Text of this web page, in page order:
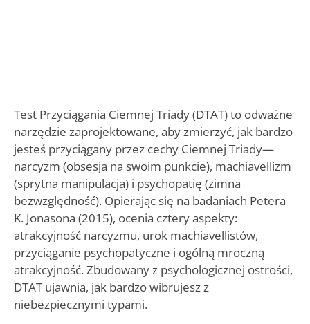
Test Przyciągania Ciemnej Triady (DTAT) to odważne
narzędzie zaprojektowane, aby zmierzyć, jak bardzo
jesteś przyciągany przez cechy Ciemnej Triady—
narcyzm (obsesja na swoim punkcie), machiavellizm
(sprytna manipulacja) i psychopatię (zimna
bezwzględność). Opierając się na badaniach Petera
K. Jonasona (2015), ocenia cztery aspekty:
atrakcyjność narcyzmu, urok machiavellistów,
przyciąganie psychopatyczne i ogólną mroczną
atrakcyjność. Zbudowany z psychologicznej ostrości,
DTAT ujawnia, jak bardzo wibrujesz z
niebezpiecznymi typami.